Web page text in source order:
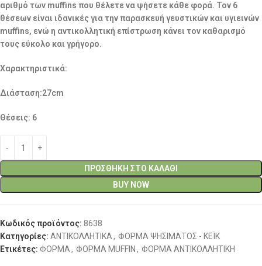
αριθμό των muffins που θέλετε να ψήσετε κάθε φορά. Τον 6
θέσεων είναι ιδανικές για την παρασκευή γευστικών και υγιεινών
muffins, ενώ η αντικολλητική επίστρωση κάνει τον καθαρισμό
τους εύκολο και γρήγορο.
Χαρακτηριστικά:
Διάσταση:27cm
Θέσεις: 6
ΠΡΟΣΘΉΚΗ ΣΤΟ ΚΑΛΆΘΙ
BUY NOW
Κωδικός προϊόντος: 8638
Κατηγορίες: ΑΝΤΙΚΟΛΛΗΤΙΚΑ, ΦΟΡΜΑ ΨΗΣΙΜΑΤΟΣ - ΚΕΪΚ
Ετικέτες: ΦΟΡΜΑ, ΦΟΡΜΑ MUFFIN , ΦΟΡΜΑ ΑΝΤΙΚΟΛΛΗΤΙΚΗ